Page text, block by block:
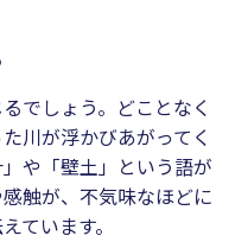
でしょう。どことなく
川が浮かびあがってく
や「壁土」という語が
触が、不気味なほどに
ています。